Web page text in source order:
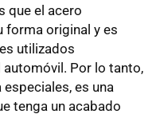
que el acero
forma original y es
utilizados
Por lo tanto,
es una
tenga un acabado